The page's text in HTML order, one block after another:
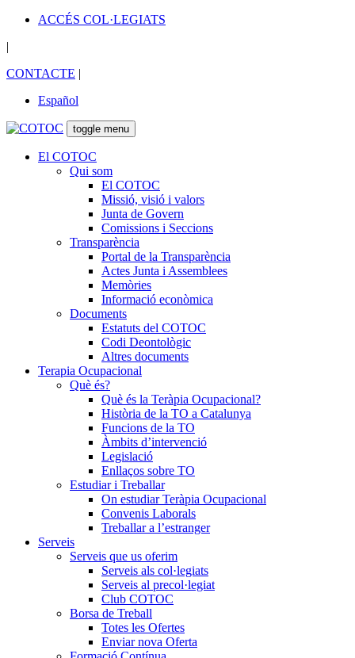
ACCÉS COL·LEGIATS
|
CONTACTE |
Español
toggle menu
El COTOC
Qui som
El COTOC
Missió, visió i valors
Junta de Govern
Comissions i Seccions
Transparència
Portal de la Transparència
Actes Junta i Assemblees
Memòries
Informació econòmica
Documents
Estatuts del COTOC
Codi Deontològic
Altres documents
Terapia Ocupacional
Què és?
Què és la Teràpia Ocupacional?
Història de la TO a Catalunya
Funcions de la TO
Àmbits d’intervenció
Legislació
Enllaços sobre TO
Estudiar i Treballar
On estudiar Teràpia Ocupacional
Convenis Laborals
Treballar a l’estranger
Serveis
Serveis que us oferim
Serveis als col·legiats
Serveis al precol·legiat
Club COTOC
Borsa de Treball
Totes les Ofertes
Enviar nova Oferta